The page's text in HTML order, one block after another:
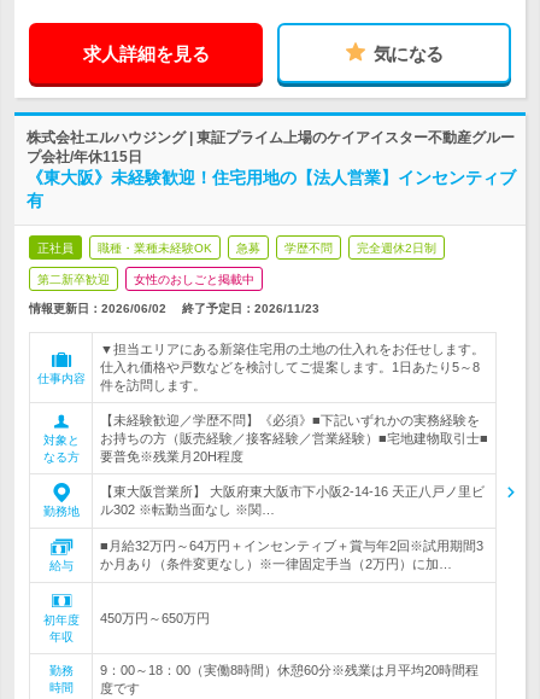
求人詳細を見る 気になる
株式会社エルハウジング | 東証プライム上場のケイアイスター不動産グルー
プ会社/年休115日
《東大阪》未経験歓迎！住宅用地の【法人営業】インセンティブ
有
正社員 職種・業種未経験OK 急募 学歴不問 完全週休2日制
第二新卒歓迎 女性のおしごと掲載中
情報更新日：2026/06/02 終了予定日： 2026/11/23
仕事内容
▼担当エリアにある新築住宅用の土地の仕入れをお任せします。
仕入れ価格や戸数などを検討してご提案します。1日あたり5～8
件を訪問します。
対象と
なる方
【未経験歓迎／学歴不問】《必須》■下記いずれかの実務経験を
お持ちの方（販売経験／接客経験／営業経験）■宅地建物取引士■
要普免※残業月20H程度
勤務地
【東大阪営業所】 大阪府東大阪市下小阪2-14-16 天正八戸ノ里ビ
ル302 ※転勤当面なし ※関…
給与
■月給32万円～64万円＋インセンティブ＋賞与年2回※試用期間3
か月あり（条件変更なし）※一律固定手当（2万円）に加…
初年度
年収
450万円～650万円
勤務
時間
9：00～18：00（実働8時間）休憩60分※残業は月平均20時間程
度です